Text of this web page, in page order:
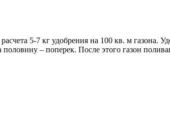
5-7 кг удобрения на 100 кв. м газона.
– поперек. После этого газон